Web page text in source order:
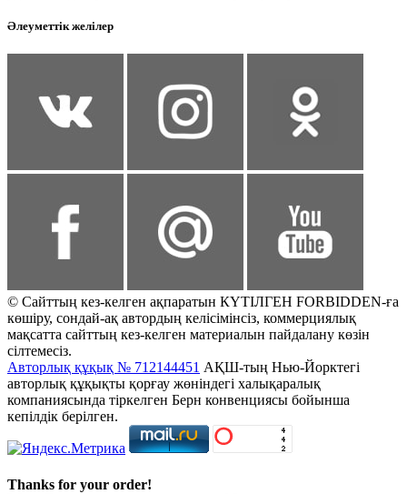
Әлеуметтік желілер
© Сайттың кез-келген ақпаратын КҮТІЛГЕН FORBIDDEN-ға
көшіру, сондай-ақ автордың келісімінсіз, коммерциялық
мақсатта сайттың кез-келген материалын пайдалану көзін
сілтемесіз.
Авторлық құқық № 712144451 АҚШ-тың Нью-Йорктегі
авторлық құқықты қорғау жөніндегі халықаралық
компаниясында тіркелген Берн конвенциясы бойынша
кепілдік берілген.
Thanks for your order!